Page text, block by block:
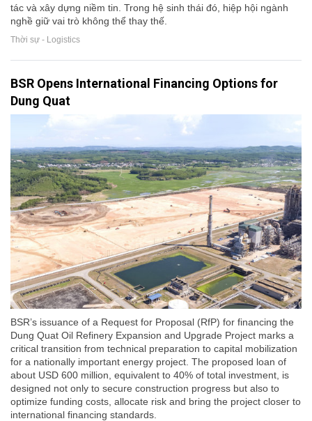
tác và xây dựng niềm tin. Trong hệ sinh thái đó, hiệp hội ngành
nghề giữ vai trò không thể thay thế.
Thời sự - Logistics
BSR Opens International Financing Options for
Dung Quat
BSR’s issuance of a Request for Proposal (RfP) for financing the
Dung Quat Oil Refinery Expansion and Upgrade Project marks a
critical transition from technical preparation to capital mobilization
for a nationally important energy project. The proposed loan of
about USD 600 million, equivalent to 40% of total investment, is
designed not only to secure construction progress but also to
optimize funding costs, allocate risk and bring the project closer to
international financing standards.